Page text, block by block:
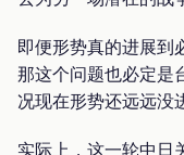
即便形势真的进展到
那这个问题也必定是
况现在形势还远远没
实际上，这一轮中日